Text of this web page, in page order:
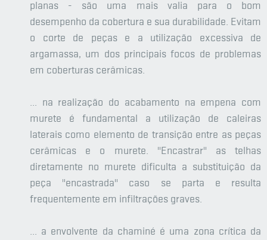
planas - são uma mais valia para o bom
desempenho da cobertura e sua durabilidade. Evitam
o corte de peças e a utilização excessiva de
argamassa, um dos principais focos de problemas
em coberturas cerâmicas.
... na realização do acabamento na empena com
murete é fundamental a utilização de caleiras
laterais como elemento de transição entre as peças
cerâmicas e o murete. "Encastrar" as telhas
diretamente no murete dificulta a substituição da
peça "encastrada" caso se parta e resulta
frequentemente em infiltrações graves.
... a envolvente da chaminé é uma zona crítica da